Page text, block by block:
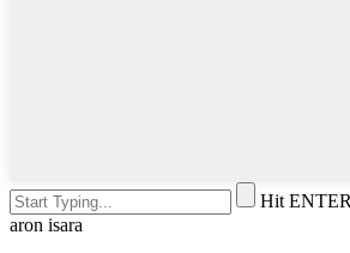
Hit
aron isara